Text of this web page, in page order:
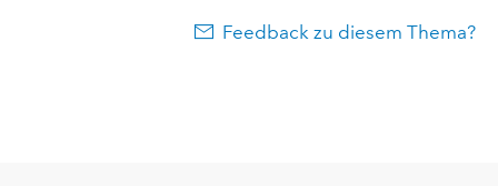
Feedback zu diesem Thema?